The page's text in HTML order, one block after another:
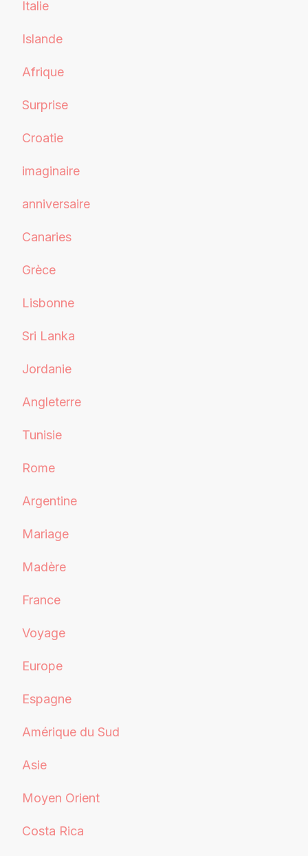
Italie
Islande
Afrique
Surprise
Croatie
imaginaire
anniversaire
Canaries
Grèce
Lisbonne
Sri Lanka
Jordanie
Angleterre
Tunisie
Rome
Argentine
Mariage
Madère
France
Voyage
Europe
Espagne
Amérique du Sud
Asie
Moyen Orient
Costa Rica